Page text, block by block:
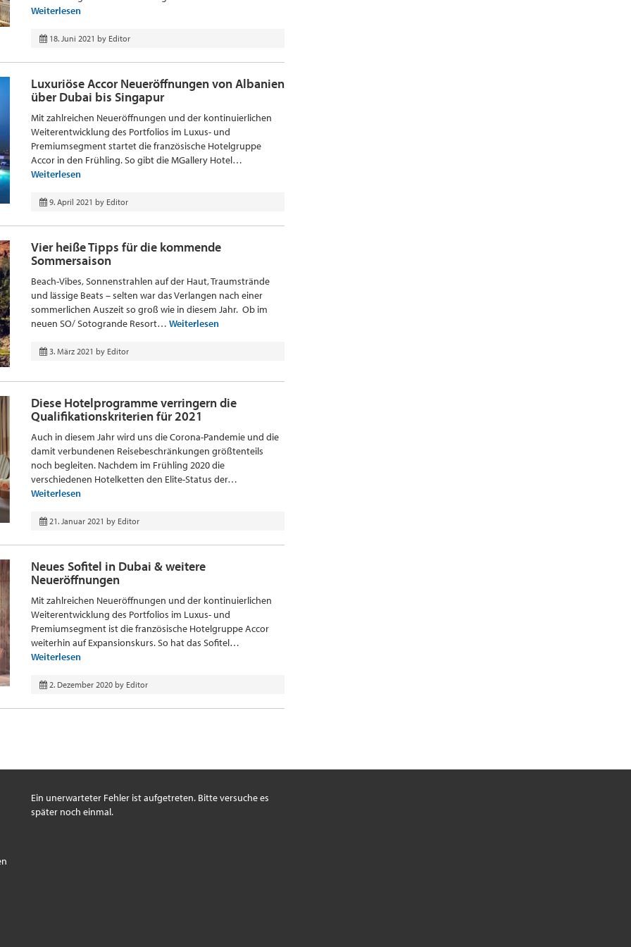
Weiterlesen
18. Juni 2021 by Editor
Luxuriöse Accor Neueröffnungen von Albanien
über Dubai bis Singapur
Mit zahlreichen Neueröffnungen und der kontinuierlichen
Weiterentwicklung des Portfolios im Luxus- und
Premiumsegment startet die französische Hotelgruppe
Accor in den Frühling. So gibt die MGallery Hotel…
Weiterlesen
9. April 2021 by Editor
Vier heiße Tipps für die kommende
Sommersaison
Beach-Vibes, Sonnenstrahlen auf der Haut, Traumstrände
und lässige Beats – selten war das Verlangen nach einer
sommerlichen Auszeit so groß wie in diesem Jahr. Ob im
neuen SO/ Sotogrande Resort… Weiterlesen
3. März 2021 by Editor
Diese Hotelprogramme verringern die
Qualifikationskriterien für 2021
Auch in diesem Jahr wird uns die Corona-Pandemie und die
damit verbundenen Reisebeschränkungen größtenteils
noch begleiten. Nachdem im Frühling 2020 die
verschiedenen Hotelketten den Elite-Status der…
Weiterlesen
21. Januar 2021 by Editor
Neues Sofitel in Dubai & weitere
Neueröffnungen
Mit zahlreichen Neueröffnungen und der kontinuierlichen
Weiterentwicklung des Portfolios im Luxus- und
Premiumsegment ist die französische Hotelgruppe Accor
weiterhin auf Expansionskurs. So hat das Sofitel…
Weiterlesen
2. Dezember 2020 by Editor
Ein unerwarteter Fehler ist aufgetreten. Bitte versuche es
später noch einmal.